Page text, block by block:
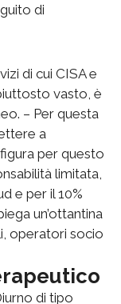
di
di cui CISA e
vasto, è
– Per questa
a
per questo
limitata,
e per il 10%
un’ottantina
operatori socio
di tipo